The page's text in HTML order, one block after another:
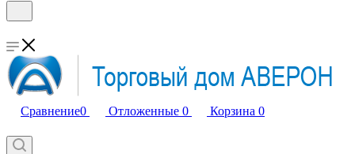
Сравнение0 Отложенные 0 Корзина 0